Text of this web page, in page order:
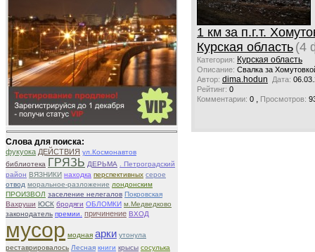
Слова для поиска:
фукуока ДЕЙСТВИЯ ул.Космонавтов
библиотека ГРЯЗЬ ДЕРЬМА
. Петроградский
район ВЯЗНИКИ находка перспективных серое
отвод моральное-разложение лондонским
ПРОИЗВОЛ заселение нелегалов Покровская
Вахруши ЮСК бродяги ОБЛОМКИ м.Медведково
законодатель премии. причинение ВХОД
мусор модная арки утонула
реставрировалось Лесная книги крысы сосулька
1 км за п.г.т.
Курская область (4
Категория: Курская область
Описание: Свалка за
Автор: dima.hodun Дата:
Рейтинг: 0
Комментарии: 0 , Просмотров: